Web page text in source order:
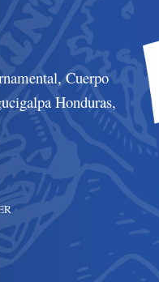
Cuerpo
Honduras,